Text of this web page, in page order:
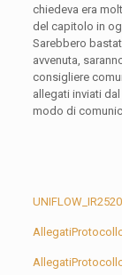
chiedeva era
del capitolo in
Sarebbero
avvenuta,
consigliere
allegati inviati
modo di